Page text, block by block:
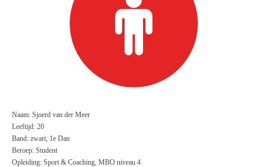
Naam: Sjoerd van der Meer
Leeftijd: 20
Band: zwart, 1e Dan
Beroep: Student
Opleiding: Sport & Coaching, MBO niveau 4